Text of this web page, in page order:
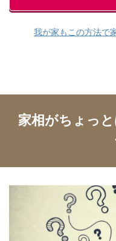
我が家もこの方法で
家相がちょっ